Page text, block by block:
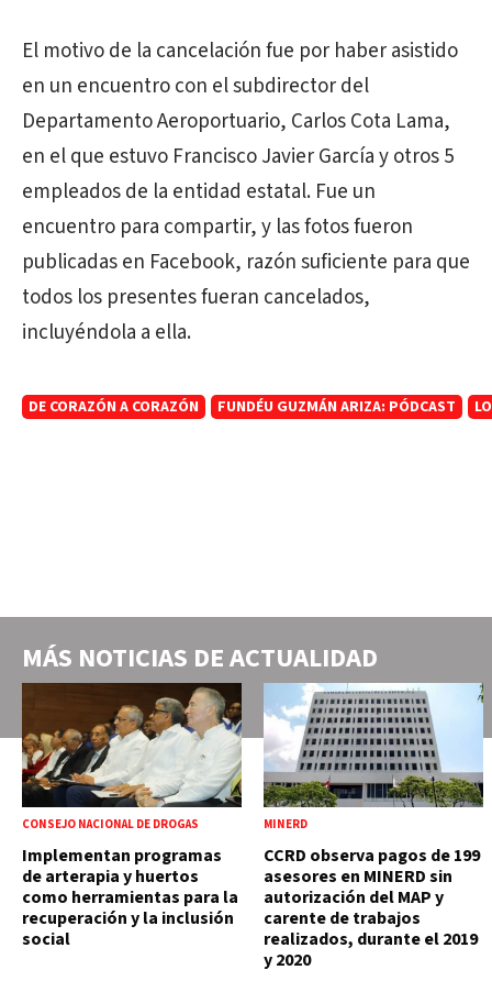
El motivo de la cancelación fue por haber asistido
en un encuentro con el subdirector del
Departamento Aeroportuario, Carlos Cota Lama,
en el que estuvo Francisco Javier García y otros 5
empleados de la entidad estatal. Fue un
encuentro para compartir, y las fotos fueron
publicadas en Facebook, razón suficiente para que
todos los presentes fueran cancelados,
incluyéndola a ella.
DE CORAZÓN A CORAZÓN FUNDÉU GUZMÁN ARIZA: PÓDCAST
MÁS NOTICIAS DEACTUALIDAD
CONSEJO NACIONAL DE DROGAS
Implementan programas
de arterapia y huertos
como herramientas para la
recuperación y la inclusión
social
MINERD
CCRD observa pagos de 199
asesores en MINERD sin
autorización del MAP y
carente de trabajos
realizados, durante el 2019
y 2020